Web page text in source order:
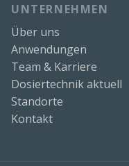
UNTERNEHMEN
Über uns
Anwendungen
Team & Karriere
Dosiertechnik aktuell
Standorte
Kontakt